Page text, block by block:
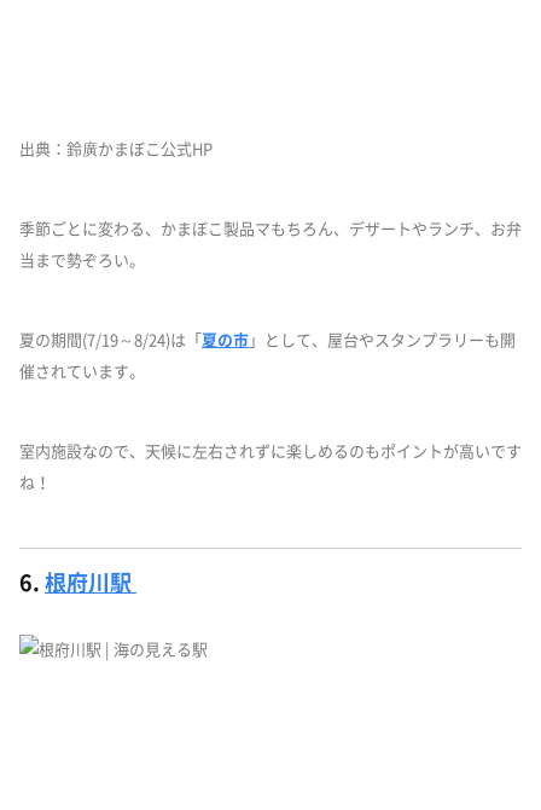
出典：鈴廣かまぼこ公式HP
季節ごとに変わる、かまぼこ製品マもちろん、デザートやランチ、お弁
当まで勢ぞろい。
夏の期間(7/19～8/24)は「 夏の市 」として、屋台やスタンプラリーも開
催されています。
室内施設なので、天候に左右されずに楽しめるのもポイントが高いです
ね！
6. 根府川駅